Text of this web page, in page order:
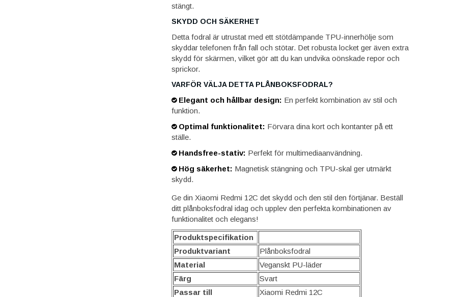
stängt.
SKYDD OCH SÄKERHET
Detta fodral är utrustat med ett stötdämpande TPU-innerhölje som
skyddar telefonen från fall och stötar. Det robusta locket ger även extra
skydd för skärmen, vilket gör att du kan undvika oönskade repor och
sprickor.
VARFÖR VÄLJA DETTA PLÅNBOKSFODRAL?
Elegant och hållbar design: En perfekt kombination av stil och
funktion.
Optimal funktionalitet: Förvara dina kort och kontanter på ett
ställe.
Handsfree-stativ: Perfekt för multimediaanvändning.
Hög säkerhet: Magnetisk stängning och TPU-skal ger utmärkt
skydd.
Ge din Xiaomi Redmi 12C det skydd och den stil den förtjänar. Beställ
ditt plånboksfodral idag och upplev den perfekta kombinationen av
funktionalitet och elegans!
Produktspecifikation
Produktvariant
Plånboksfodral
Material
Veganskt PU-läder
Färg
Svart
Passar till
Xiaomi Redmi 12C